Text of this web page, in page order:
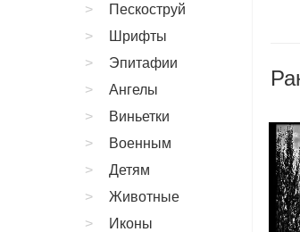
Пескоструй
Шрифты
Эпитафии
Ангелы
Виньетки
Военным
Детям
Животные
Иконы